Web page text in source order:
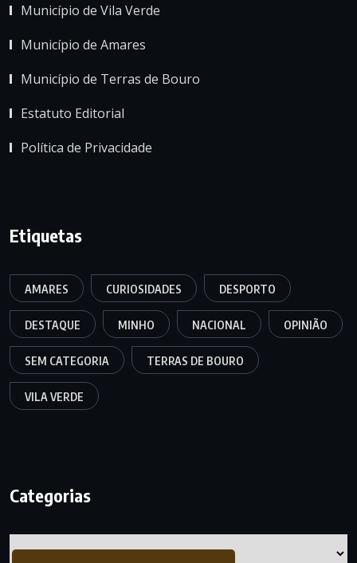
Município de Vila Verde
Município de Amares
Município de Terras de Bouro
Estatuto Editorial
Política de Privacidade
Etiquetas
AMARES CURIOSIDADES DESPORTO
DESTAQUE MINHO NACIONAL OPINIÃO
SEM CATEGORIA TERRAS DE BOURO
VILA VERDE
Categorias